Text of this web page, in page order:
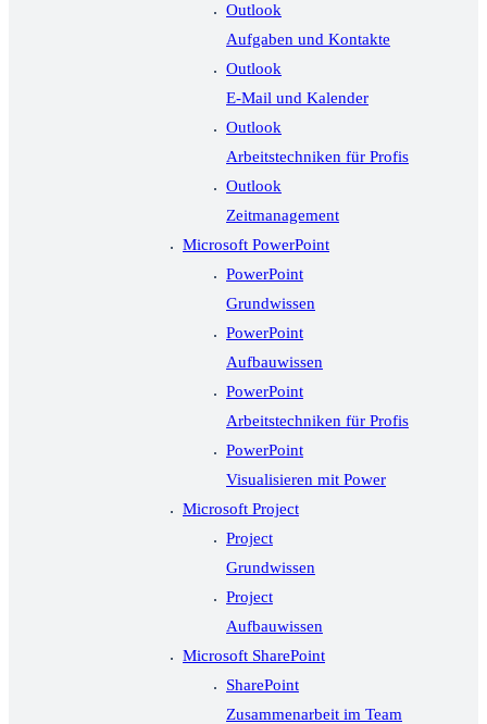
Outlook
Aufgaben und Kontakte
Outlook
E-Mail und Kalender
Outlook
Arbeitstechniken für Profis
Outlook
Zeitmanagement
Microsoft PowerPoint
PowerPoint
Grundwissen
PowerPoint
Aufbauwissen
PowerPoint
Arbeitstechniken für Profis
PowerPoint
Visualisieren mit Power
Microsoft Project
Project
Grundwissen
Project
Aufbauwissen
Microsoft SharePoint
SharePoint
Zusammenarbeit im Team